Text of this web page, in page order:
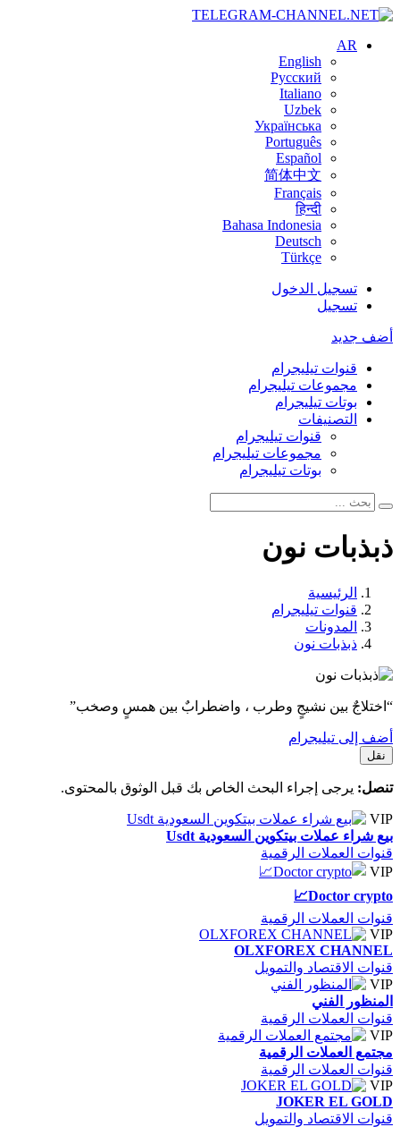
AR
English
Русский
Italiano
Uzbek
Українська
Português
Español
简体中文
Français
हिन्दी
Bahasa Indonesia
Deutsch
Türkçe
تسجيل الدخول
تسجيل
أضف جديد
قنوات تيليجرام
مجموعات تيليجرام
بوتات تيليجرام
التصنيفات
قنوات تيليجرام
مجموعات تيليجرام
بوتات تيليجرام
ذبذبات نون
الرئيسية
قنوات تيليجرام
المدونات
ذبذبات نون
“اختلاجٌ بين نشيجٍ وطرب ، واضطرابٌ بين همسٍ وصخب”
أضف إلى تيليجرام
نقل
تنصل: يرجى إجراء البحث الخاص بك قبل الوثوق بالمحتوى.
VIP
بيع شراء عملات بيتكوين السعودية Usdt
قنوات العملات الرقمية
VIP
Doctor crypto📈
قنوات العملات الرقمية
VIP
OLXFOREX CHANNEL
قنوات الاقتصاد والتمويل
VIP
المنظور الفني
قنوات العملات الرقمية
VIP
مجتمع العملات الرقمية
قنوات العملات الرقمية
VIP
JOKER EL GOLD
قنوات الاقتصاد والتمويل